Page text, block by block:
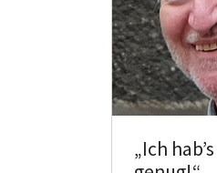
„Ich